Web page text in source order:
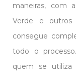
maneiras, com
Verde e
consegue
todo o
quem se utiliza